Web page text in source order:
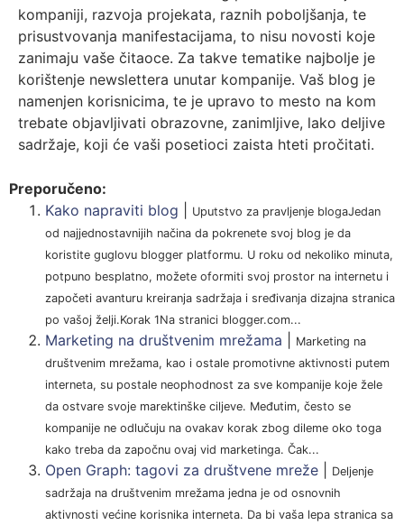
kompaniji, razvoja projekata, raznih poboljšanja, te
prisustvovanja manifestacijama, to nisu novosti koje
zanimaju vaše čitaoce. Za takve tematike najbolje je
korištenje newslettera unutar kompanije. Vaš blog je
namenjen korisnicima, te je upravo to mesto na kom
trebate objavljivati obrazovne, zanimljive, lako deljive
sadržaje, koji će vaši posetioci zaista hteti pročitati.
Preporučeno:
Kako napraviti blog
Uputstvo za pravljenje blogaJedan
od najjednostavnijih načina da pokrenete svoj blog je da
koristite guglovu blogger platformu. U roku od nekoliko minuta,
potpuno besplatno, možete oformiti svoj prostor na internetu i
započeti avanturu kreiranja sadržaja i sređivanja dizajna stranica
po vašoj želji.Korak 1Na stranici blogger.com...
Marketing na društvenim mrežama
Marketing na
društvenim mrežama, kao i ostale promotivne aktivnosti putem
interneta, su postale neophodnost za sve kompanije koje žele
da ostvare svoje marektinške ciljeve. Međutim, često se
kompanije ne odlučuju na ovakav korak zbog dileme oko toga
kako treba da započnu ovaj vid marketinga. Čak...
Open Graph: tagovi za društvene mreže
Deljenje
sadržaja na društvenim mrežama jedna je od osnovnih
aktivnosti većine korisnika interneta. Da bi vaša lepa stranica sa